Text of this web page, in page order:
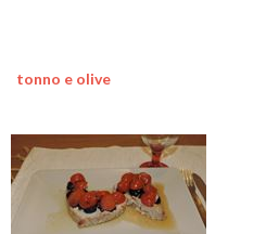
tonno e olive